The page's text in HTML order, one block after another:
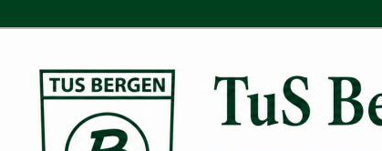
TuS Bergen von 1867 e.V.